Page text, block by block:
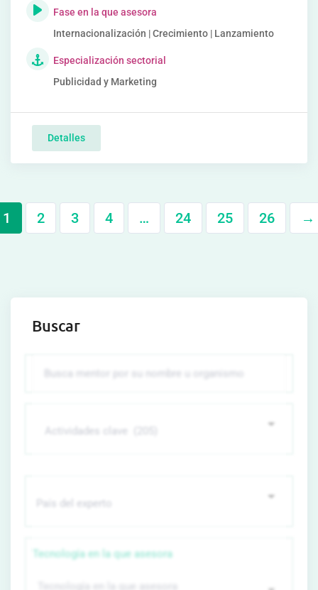
Fase en la que asesora
Internacionalización | Crecimiento | Lanzamiento
Especialización sectorial
Publicidad y Marketing
Detalles
1 2 3 4 … 24 25 26 →
Buscar
Tecnología en la que asesora